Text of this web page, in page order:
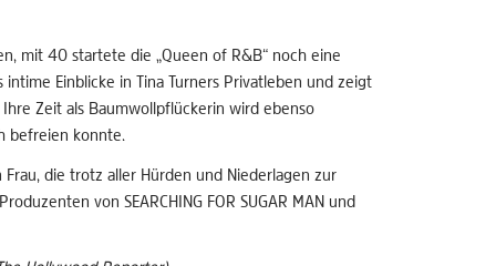
mit 40 startete die „Queen of R&B“ noch eine
Einblicke in Tina Turners Privatleben und zeigt
Zeit als Baumwollpflückerin wird ebenso
befreien konnte.
die trotz aller Hürden und Niederlagen zur
von SEARCHING FOR SUGAR MAN und